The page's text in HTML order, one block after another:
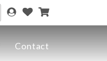
Contact